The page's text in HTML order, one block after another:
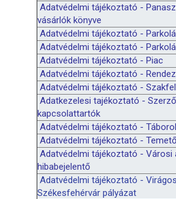
Adatvédelmi tájékoztató -
vásárlók könyve
Adatvédelmi tájékoztató -
Adatvédelmi tájékoztató -
Adatvédelmi tájékoztató - Piac
Adatvédelmi tájékoztató -
Adatvédelmi tájékoztató -
Adatkezelesi tajékoztató -
kapcsolattartók
Adatvédelmi tájékoztató -
Adatvédelmi tájékoztató -
Adatvédelmi tájékoztató - Városi
hibabejelentő
Adatvédelmi tájékoztató - Virágos
Székesfehérvár pályázat